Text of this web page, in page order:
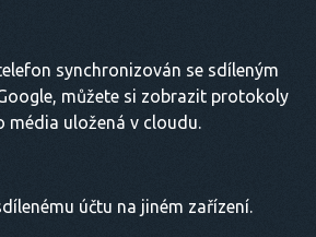
synchronizován se sdíleným
můžete si zobrazit protokoly
média uložená v cloudu.
účtu na jiném zařízení.